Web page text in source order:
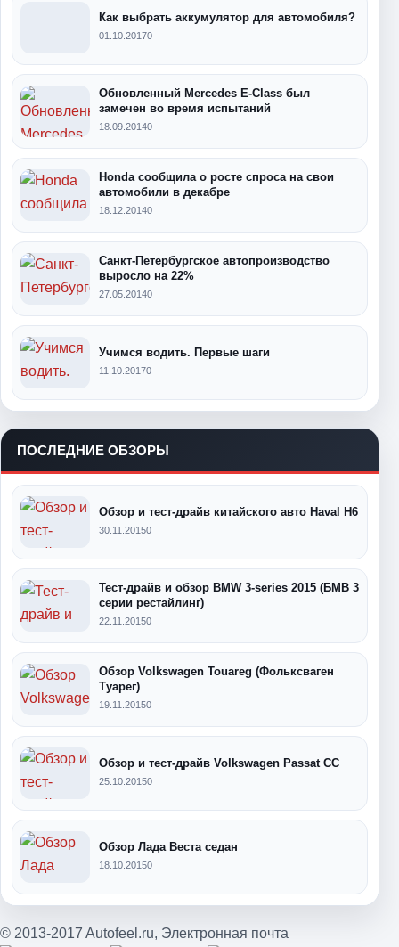
Как выбрать аккумулятор для автомобиля?
01.10.20170
Обновленный Mercedes E-Class был
замечен во время испытаний
18.09.20140
Honda сообщила о росте спроса на свои
автомобили в декабре
18.12.20140
Санкт-Петербургское автопроизводство
выросло на 22%
27.05.20140
Учимся водить. Первые шаги
11.10.20170
ПОСЛЕДНИЕ ОБЗОРЫ
Обзор и тест-драйв китайского авто Haval H6
30.11.20150
Тест-драйв и обзор BMW 3-series 2015 (БМВ 3
серии рестайлинг)
22.11.20150
Обзор Volkswagen Touareg (Фольксваген
Туарег)
19.11.20150
Обзор и тест-драйв Volkswagen Passat CC
25.10.20150
Обзор Лада Веста седан
18.10.20150
© 2013-2017 Autofeel.ru, Электронная почта